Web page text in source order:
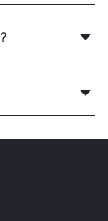
арабских
осмотр и